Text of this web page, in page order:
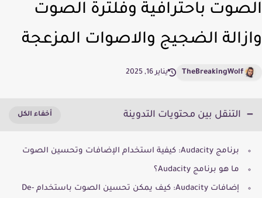
باحترافية وفلترة الصوت
الضجيج والاصوات المزعجة
TheBreakingWolf يناير 16, 2025
التنقل بين محتويات التدوينة
برنامج Audacity: كيفية استخدام الإضافات وتحسين الصوت
ما هو برنامج Audacity؟
إضافات Audacity: كيف يمكن تحسين الصوت باستخدام De-